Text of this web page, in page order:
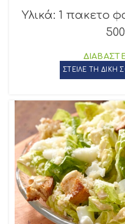
Υλικά: 1 πακετο
ΣΤΕΙΛΕ ΤΗ ΔΙΚΗ